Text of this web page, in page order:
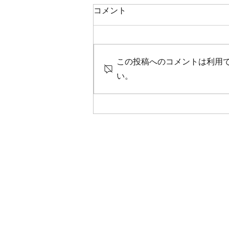
鯛ラバ
本日の釣果 マダイ ０枚 コメント
さいました！
コメント
この投稿へのコメントは利用
い。